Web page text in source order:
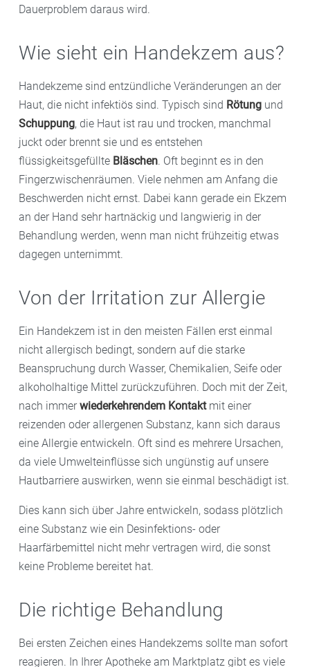
Dauerproblem daraus wird.
Wie sieht ein Handekzem aus?
Handekzeme sind entzündliche Veränderungen an der
Haut, die nicht infektiös sind. Typisch sind Rötung und
Schuppung, die Haut ist rau und trocken, manchmal
juckt oder brennt sie und es entstehen
flüssigkeitsgefüllte Bläschen. Oft beginnt es in den
Fingerzwischenräumen. Viele nehmen am Anfang die
Beschwerden nicht ernst. Dabei kann gerade ein Ekzem
an der Hand sehr hartnäckig und langwierig in der
Behandlung werden, wenn man nicht frühzeitig etwas
dagegen unternimmt.
Von der Irritation zur Allergie
Ein Handekzem ist in den meisten Fällen erst einmal
nicht allergisch bedingt, sondern auf die starke
Beanspruchung durch Wasser, Chemikalien, Seife oder
alkoholhaltige Mittel zurückzuführen. Doch mit der Zeit,
nach immer wiederkehrendem Kontakt mit einer
reizenden oder allergenen Substanz, kann sich daraus
eine Allergie entwickeln. Oft sind es mehrere Ursachen,
da viele Umwelteinflüsse sich ungünstig auf unsere
Hautbarriere auswirken, wenn sie einmal beschädigt ist.
Dies kann sich über Jahre entwickeln, sodass plötzlich
eine Substanz wie ein Desinfektions- oder
Haarfärbemittel nicht mehr vertragen wird, die sonst
keine Probleme bereitet hat.
Die richtige Behandlung
Bei ersten Zeichen eines Handekzems sollte man sofort
reagieren. In Ihrer Apotheke am Marktplatz gibt es viele